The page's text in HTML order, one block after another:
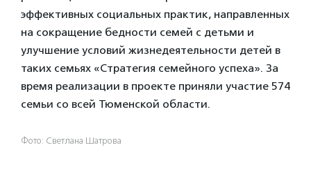
эффективных социальных практик, направленных
на сокращение бедности семей с детьми и
улучшение условий жизнедеятельности детей в
таких семьях «Стратегия семейного успеха». За
время реализации в проекте приняли участие 574
семьи со всей Тюменской области.
Фото: Светлана Шатрова